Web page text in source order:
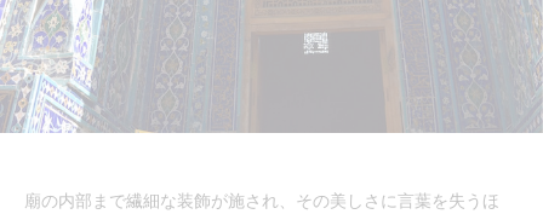
廟の内部まで繊細な装飾が施され、その美しさに言葉を失うほ